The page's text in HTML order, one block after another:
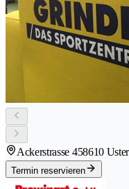
Ackerstrasse 458610 Uster
Termin reservieren